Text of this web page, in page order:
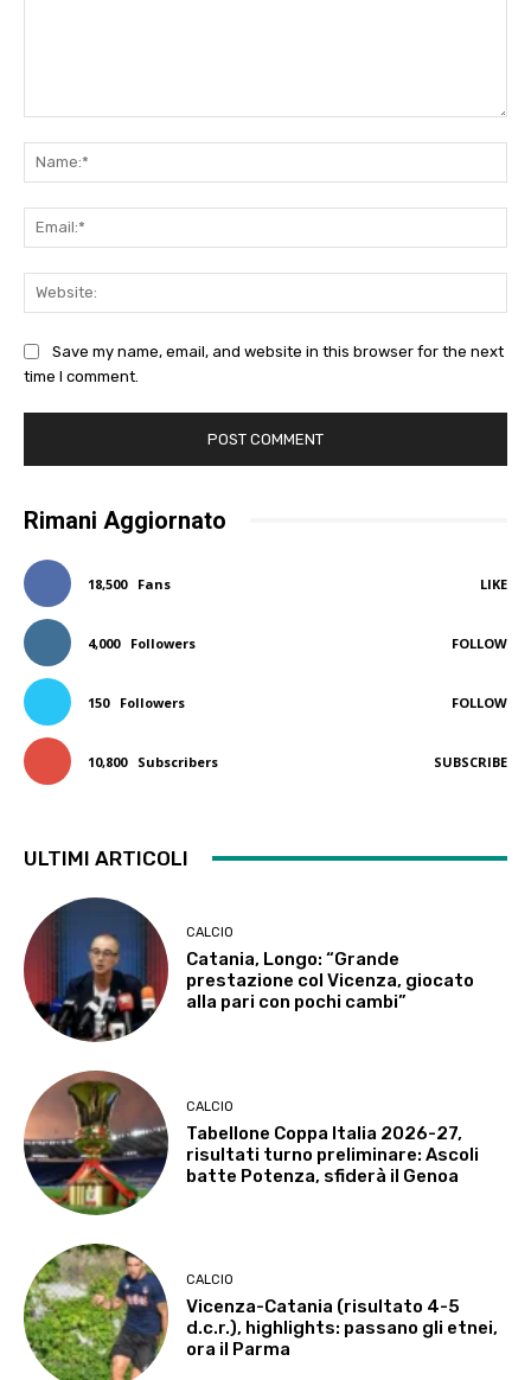
Save my name, email, and website in this browser for the next
time I comment.
Rimani Aggiornato
18,500 Fans LIKE
4,000 Followers FOLLOW
150 Followers FOLLOW
10,800 Subscribers SUBSCRIBE
ULTIMI ARTICOLI
CALCIO
Catania, Longo: “Grande
prestazione col Vicenza, giocato
alla pari con pochi cambi”
CALCIO
Tabellone Coppa Italia 2026-27,
risultati turno preliminare: Ascoli
batte Potenza, sfiderà il Genoa
CALCIO
Vicenza-Catania (risultato 4-5
d.c.r.), highlights: passano gli etnei,
ora il Parma